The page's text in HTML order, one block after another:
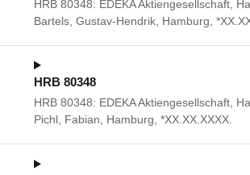
HRB 80348: EDEKA Aktiengesellschaft,
Bartels, Gustav-Hendrik, Hamburg,
HRB 80348
HRB 80348: EDEKA Aktiengesellschaft,
Pichl, Fabian, Hamburg, *XX.XX.XXXX.